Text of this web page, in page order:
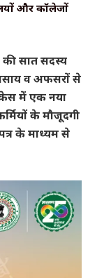
और कॉलेजों
सात सदस्य
व अफसरों से
में एक नया
के मौजूदगी
के माध्यम से